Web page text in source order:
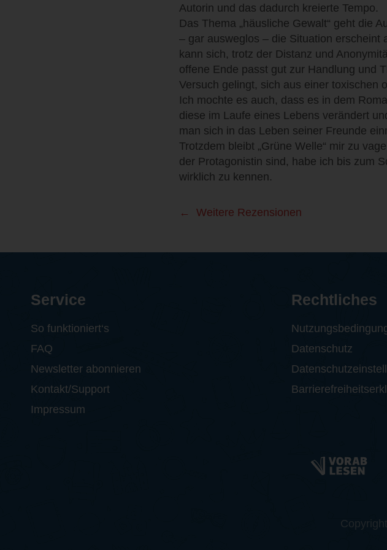
Autorin und das dadurch kreierte Tempo.
Das Thema „häusliche Gewalt“ geht die
– gar ausweglos – die Situation erscheint
kann sich, trotz der Distanz und
offene Ende passt gut zur Handlung und
Versuch gelingt, sich aus einer toxischen
Ich mochte es auch, dass es in dem
diese im Laufe eines Lebens verändert
man sich in das Leben seiner Freunde
Trotzdem bleibt „Grüne Welle“ mir zu
der Protagonistin sind, habe ich bis zum
wirklich zu kennen.
Weitere Rezensionen
Service
So funktioniert‘s
FAQ
Newsletter abonnieren
Kontakt/Support
Impressum
Rechtliches
Datenschutz